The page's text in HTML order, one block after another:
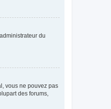
du
vous ne pouvez pas
des forums,